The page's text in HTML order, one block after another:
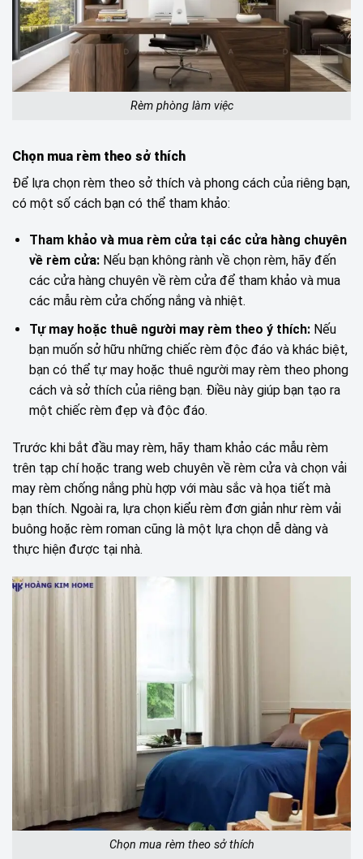
Rèm phòng làm việc
Chọn mua rèm theo sở thích
Để lựa chọn rèm theo sở thích và phong cách của riêng bạn,
có một số cách bạn có thể tham khảo:
Tham khảo và mua rèm cửa tại các cửa hàng chuyên
về rèm cửa:Nếu bạn không rành về chọn rèm, hãy đến
các cửa hàng chuyên về rèm cửa để tham khảo và mua
các mẫu rèm cửa chống nắng và nhiệt.
Tự may hoặc thuê người may rèm theo ý thích:Nếu
bạn muốn sở hữu những chiếc rèm độc đáo và khác biệt,
bạn có thể tự may hoặc thuê người may rèm theo phong
cách và sở thích của riêng bạn. Điều này giúp bạn tạo ra
một chiếc rèm đẹp và độc đáo.
Trước khi bắt đầu may rèm, hãy tham khảo các mẫu rèm
trên tạp chí hoặc trang web chuyên về rèm cửa và chọn vải
may rèm chống nắng phù hợp với màu sắc và họa tiết mà
bạn thích. Ngoài ra, lựa chọn kiểu rèm đơn giản như rèm vải
buông hoặc rèm roman cũng là một lựa chọn dễ dàng và
thực hiện được tại nhà.
Chọn mua rèm theo sở thích